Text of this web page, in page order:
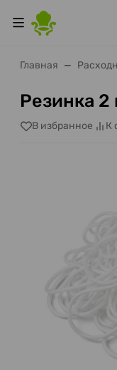
Главная
Резинка 2
В избранное К